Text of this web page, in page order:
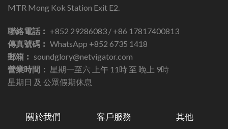
MTR Mong Kok Station Exit E2.
聯絡電話︰ +852 29286083 / +86 17817400813
傳真號碼︰ WhatsApp +852 6735 1418
郵箱︰ soundglory@netvigator.com
營業時間： 星期一至六 上午 11時 至 晚上 9時
星期日 及 公眾假期休息
關於我們 客戶服務 其他